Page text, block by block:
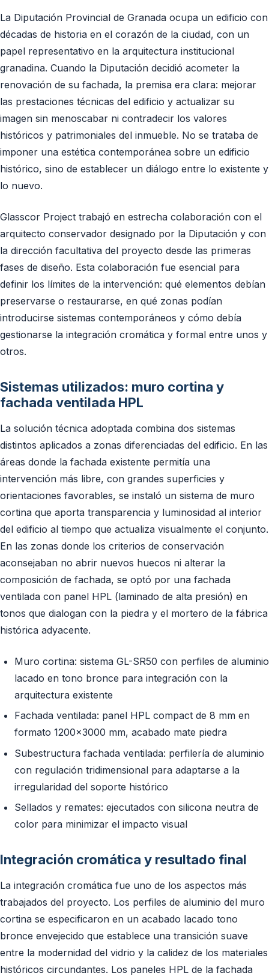
La Diputación Provincial de Granada ocupa un edificio con
décadas de historia en el corazón de la ciudad, con un
papel representativo en la arquitectura institucional
granadina. Cuando la Diputación decidió acometer la
renovación de su fachada, la premisa era clara: mejorar
las prestaciones técnicas del edificio y actualizar su
imagen sin menoscabar ni contradecir los valores
históricos y patrimoniales del inmueble. No se trataba de
imponer una estética contemporánea sobre un edificio
histórico, sino de establecer un diálogo entre lo existente y
lo nuevo.
Glasscor Project trabajó en estrecha colaboración con el
arquitecto conservador designado por la Diputación y con
la dirección facultativa del proyecto desde las primeras
fases de diseño. Esta colaboración fue esencial para
definir los límites de la intervención: qué elementos debían
preservarse o restaurarse, en qué zonas podían
introducirse sistemas contemporáneos y cómo debía
gestionarse la integración cromática y formal entre unos y
otros.
Sistemas utilizados: muro cortina y
fachada ventilada HPL
La solución técnica adoptada combina dos sistemas
distintos aplicados a zonas diferenciadas del edificio. En las
áreas donde la fachada existente permitía una
intervención más libre, con grandes superficies y
orientaciones favorables, se instaló un sistema de muro
cortina que aporta transparencia y luminosidad al interior
del edificio al tiempo que actualiza visualmente el conjunto.
En las zonas donde los criterios de conservación
aconsejaban no abrir nuevos huecos ni alterar la
composición de fachada, se optó por una fachada
ventilada con panel HPL (laminado de alta presión) en
tonos que dialogan con la piedra y el mortero de la fábrica
histórica adyacente.
Muro cortina: sistema GL-SR50 con perfiles de aluminio
lacado en tono bronce para integración con la
arquitectura existente
Fachada ventilada: panel HPL compact de 8 mm en
formato 1200x3000 mm, acabado mate piedra
Subestructura fachada ventilada: perfilería de aluminio
con regulación tridimensional para adaptarse a la
irregularidad del soporte histórico
Sellados y remates: ejecutados con silicona neutra de
color para minimizar el impacto visual
Integración cromática y resultado final
La integración cromática fue uno de los aspectos más
trabajados del proyecto. Los perfiles de aluminio del muro
cortina se especificaron en un acabado lacado tono
bronce envejecido que establece una transición suave
entre la modernidad del vidrio y la calidez de los materiales
históricos circundantes. Los paneles HPL de la fachada